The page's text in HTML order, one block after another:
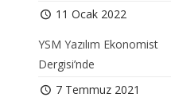
11 Ocak 2022
YSM Yazılım Ekonomist
Dergisi’nde
7 Temmuz 2021